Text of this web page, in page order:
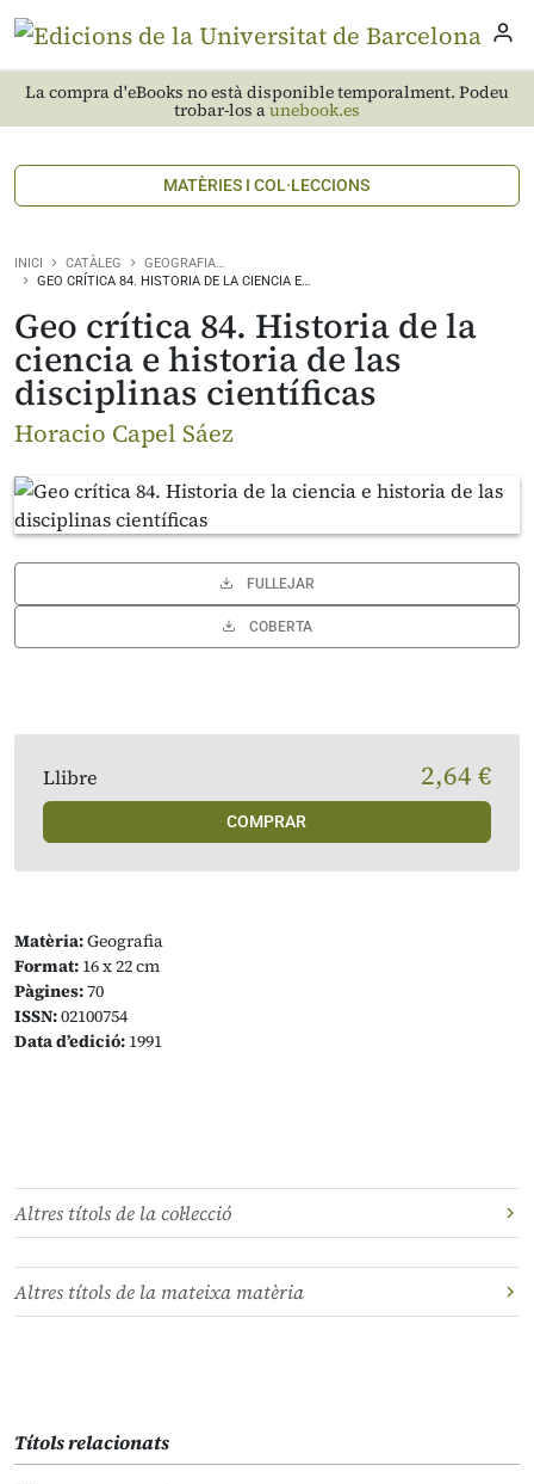
La compra d'eBooks no està disponible temporalment. Podeu
trobar-los aunebook.es
MATÈRIES I COL·LECCIONS
INICI CATÀLEG
GEOGRAFIA…
GEO CRÍTICA 84. HISTORIA DE LA CIENCIA E…
Geo crítica 84. Historia de la
ciencia e historia de las
disciplinas científicas
Horacio Capel Sáez
FULLEJAR
COBERTA
Matèria:Geografia
Format: 16 x 22 cm
Pàgines:70
ISSN:02100754
Data d’edició: 1991
Llibre 2,64 €
COMPRAR
Altres títols de la col·lecció
Altres títols de la mateixa matèria
Títols relacionats